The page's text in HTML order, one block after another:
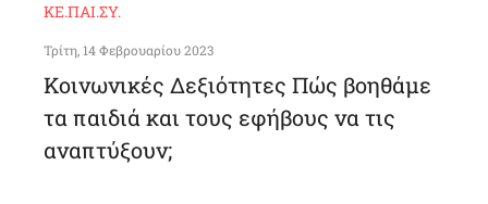
ΚΕ.ΠΑΙ.ΣΥ.
Τρίτη, 14 Φεβρουαρίου 2023
Κοινωνικές Δεξιότητες Πώς βοηθάμε
τα παιδιά και τους εφήβους να τις
αναπτύξουν;